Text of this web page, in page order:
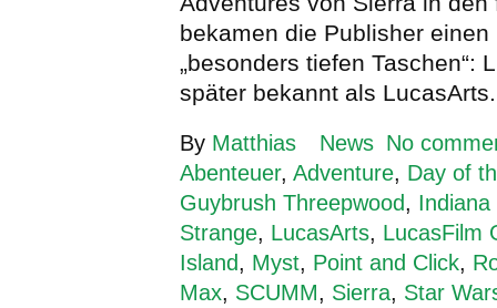
bekamen die Publisher
„besonders tiefen Taschen“:
später bekannt als
By Matthias News No
Abenteuer, Adventure, Day of
Guybrush Threepwood, Indiana
Strange, LucasArts, LucasFilm
Island, Myst, Point and Click,
Max, SCUMM, Sierra, Star